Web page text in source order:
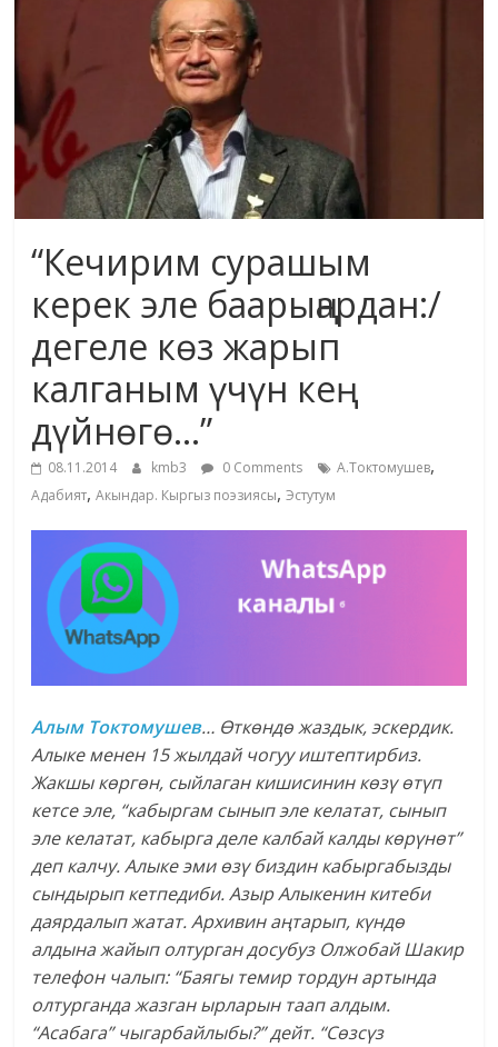
маданияты
адабияты
“Кечирим сурашым
керек эле баарыңардан:/
дегеле көз жарып
калганым үчүн кең
дүйнөгө…”
08.11.2014 kmb3 0 Comments А.Токтомушев,
Адабият,Акындар. Кыргыз поэзиясы,Эстутум
Алым Токтомушев… Өткөндө жаздык, эскердик.
Алыке менен 15 жылдай чогуу иштептирбиз.
Жакшы көргөн, сыйлаган кишисинин көзүөтүп
кетсе эле, “кабыргам сынып эле келатат, сынып
эле келатат, кабырга деле калбай калды көрүнөт”
деп калчу. Алыке эмиөзү биздин кабыргабызды
сындырып кетпедиби. Азыр Алыкенин китеби
даярдалып жатат. Архивин аңтарып, күндө
алдына жайып олтурган досубуз Олжобай Шакир
телефон чалып: “Баягы темир тордун артында
олтурганда жазган ырларын таап алдым.
“Асабага” чыгарбайлыбы?” дейт. “Сөзсүз